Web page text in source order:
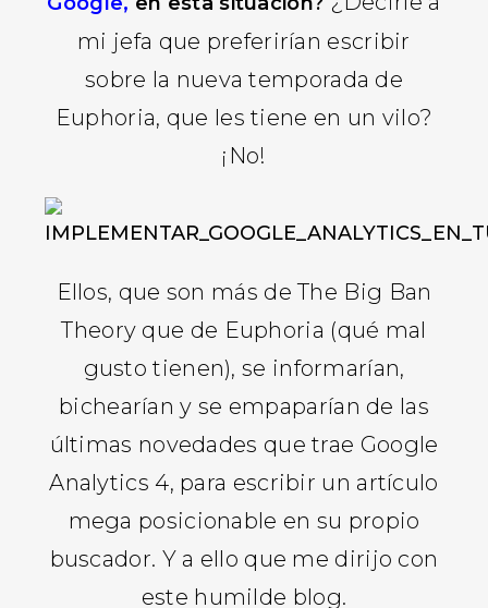
mi jefa que preferirían escribir
sobre la nueva temporada de
Euphoria, que les tiene en un vilo?
¡No!
Ellos, que son más de The Big Ban
Theory que de Euphoria (qué mal
gusto tienen), se informarían,
bichearían y se empaparían de las
últimas novedades que trae Google
Analytics 4, para escribir un artículo
mega posicionable en su propio
buscador. Y a ello que me dirijo con
este humilde blog.